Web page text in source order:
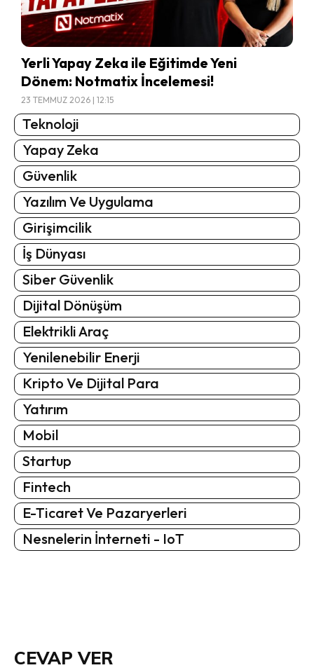
Yerli Yapay Zeka ile Eğitimde Yeni
Dönem: Notmatix İncelemesi!
23 TEMMUZ 2026 | 12:15
Teknoloji
Yapay Zeka
Güvenlik
Yazılım Ve Uygulama
Girişimcilik
İş Dünyası
Siber Güvenlik
Dijital Dönüşüm
Elektrikli Araç
Yenilenebilir Enerji
Kripto Ve Dijital Para
Yatırım
Mobil
Startup
Fintech
E-Ticaret Ve Pazaryerleri
Nesnelerin İnterneti - IoT
CEVAP VER